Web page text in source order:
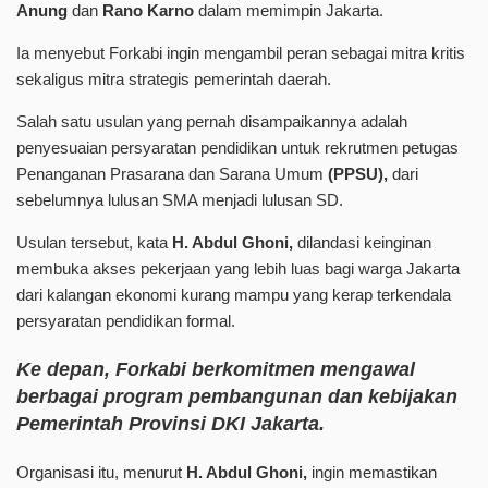
Anung dan Rano Karno dalam memimpin Jakarta.
Ia menyebut Forkabi ingin mengambil peran sebagai mitra kritis
sekaligus mitra strategis pemerintah daerah.
Salah satu usulan yang pernah disampaikannya adalah
penyesuaian persyaratan pendidikan untuk rekrutmen petugas
Penanganan Prasarana dan Sarana Umum (PPSU), dari
sebelumnya lulusan SMA menjadi lulusan SD.
Usulan tersebut, kata H. Abdul Ghoni, dilandasi keinginan
membuka akses pekerjaan yang lebih luas bagi warga Jakarta
dari kalangan ekonomi kurang mampu yang kerap terkendala
persyaratan pendidikan formal.
Ke depan, Forkabi berkomitmen mengawal
berbagai program pembangunan dan kebijakan
Pemerintah Provinsi DKI Jakarta.
Organisasi itu, menurut H. Abdul Ghoni, ingin memastikan